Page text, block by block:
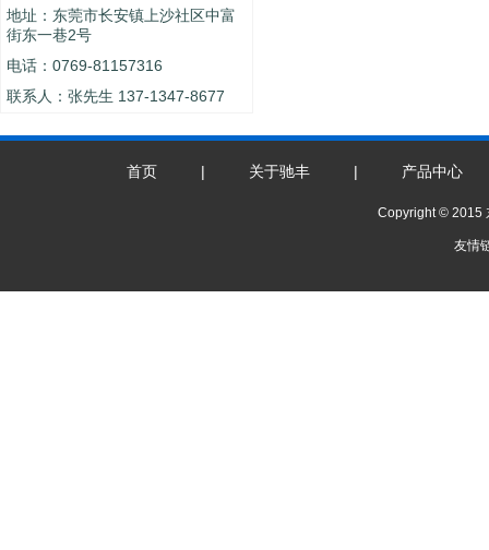
地址：东莞市长安镇上沙社区中富
街东一巷2号
电话：0769-81157316
联系人：张先生 137-1347-8677
首页 | 关于驰丰 | 产品中心
Copyright © 2015
友情